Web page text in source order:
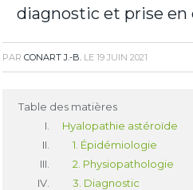
diagnostic et prise en
PAR CONART J.-B. LE 19 JUIN 2021
Table des matières
Hyalopathie astéroïde
1. Épidémiologie
2. Physiopathologie
3. Diagnostic